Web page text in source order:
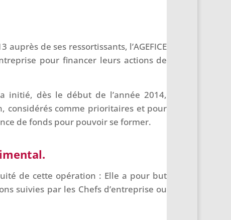
de ses ressortissants, l’AGEFICE
pour financer leurs actions de
initié, dès le début de l’année 2014,
considérés comme prioritaires et pour
de fonds pour pouvoir se former.
de cette opération : Elle a pour but
suivies par les Chefs d’entreprise ou